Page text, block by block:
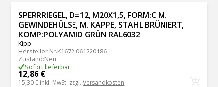
SPERRRIEGEL, D=12, M20X1,5, FORM:C M.
GEWINDEHÜLSE, M. KAPPE, STAHL BRÜNIERT,
KOMP:POLYAMID GRÜN RAL6032
Kipp
Hersteller Nr.K1672.061220186
Zustand:Neu
Sofort lieferbar
12,86 €
15,30 € inkl. MwSt. zzgl.Versandkosten